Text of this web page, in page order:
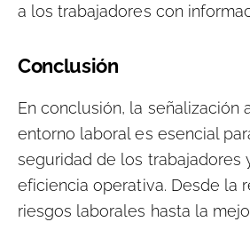
a los trabajadores con
Conclusión
En conclusión, la señalización
entorno laboral es esencial
seguridad de los trabajadores
eficiencia operativa. Desde la
riesgos laborales hasta la